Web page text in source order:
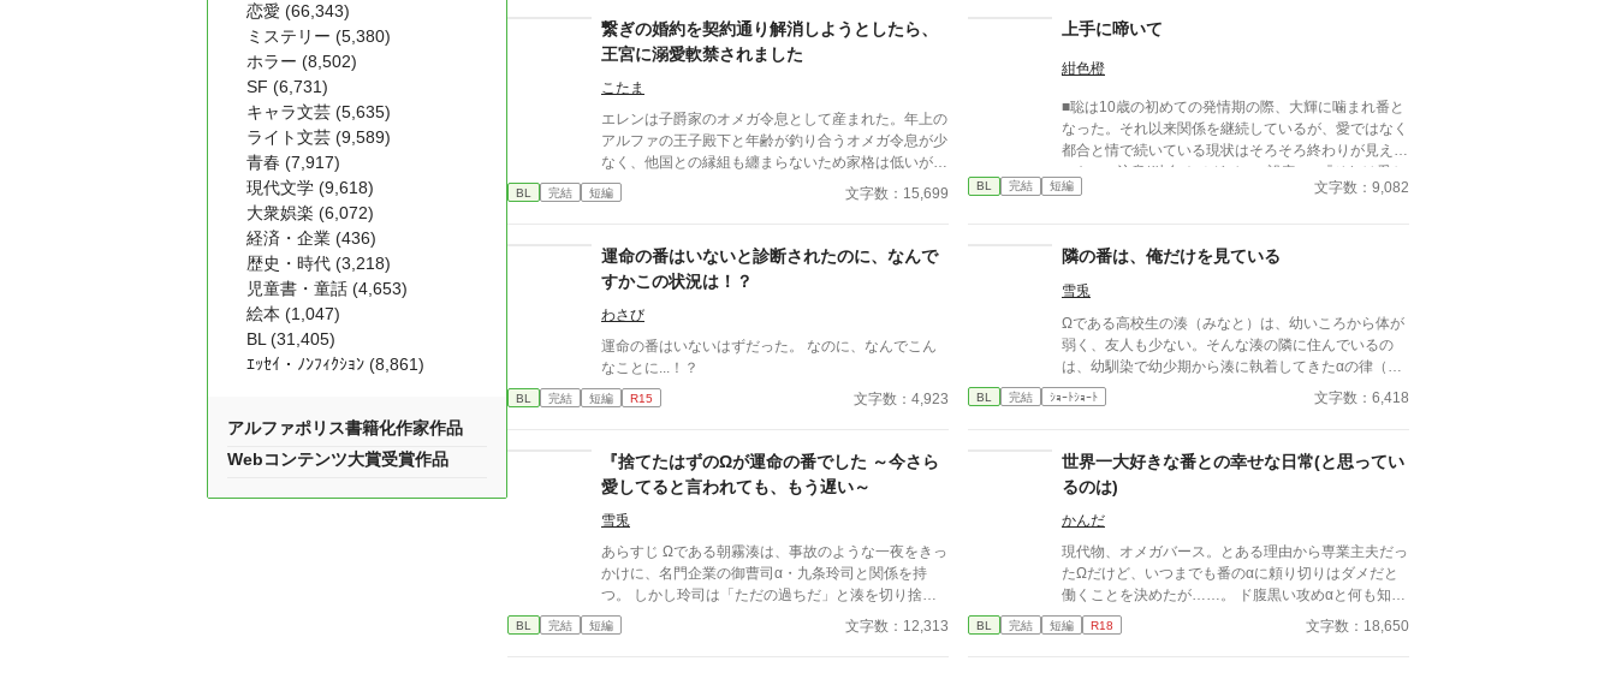
繋ぎの婚約を契約通り解消しようとしたら、
王宮に溺愛軟禁されました
こたま
エレンは子爵家のオメガ令息として産まれた。年上の
アルファの王子殿下と年齢が釣り合うオメガ令息が少
なく、他国との縁組も纏まらないため家格は低いが繋
ぎとして一応婚約をしている。王子のことは兄のよう
に慕っており、初恋の人ではあるけれど、契約終了時
えていた。ところが婚約解消時期の直前に王子宮に軟
禁された。結婚を承諾するまでここから出さないと王
子から溢れるほどの愛を与えられる。ハッピーエンド
オメガバースBLです。
BL 完結 短編 文字数：15,699
上手に啼いて
紺色橙
■聡は10歳の初めての発情期の際、大輝に噛まれ番と
なった。それ以来関係を継続しているが、愛ではなく
都合と情で続いている現状はそろそろ終わりが見えて
いた。 ■注意*独自オメガバース設定。■『それは愛か
本能か』と同じ世界設定です。関係は一切なし。
BL 完結 短編 文字数：9,082
運命の番はいないと診断されたのに、なんで
すかこの状況は！？
わさび
運命の番はいないはずだった。 なのに、なんでこん
なことに...！？
BL 完結 短編 R15 文字数：4,923
隣の番は、俺だけを見ている
雪兎
Ωである高校生の湊（みなと）は、幼いころから体が
弱く、友人も少ない。そんな湊の隣に住んでいるの
は、幼馴染で幼少期から湊に執着してきたαの律（り
つ）。律は湊の護衛のように常にそばにいて、彼に近
づく人間を片っ端から遠ざけてしまう。 ある日、湊
のもやはり律だった。逃れられない幼馴染との関係に
戸惑う湊だが、律は静かに囁く。「もう、俺からは逃
げられない」――。 執着愛が静かに絡みつく、オメ
ガバース・あまあま系BL。 【キャラクター設定】 ■
ガ） 年齢：17歳 性格：引っ込み思案でおとなしい
が、内面は芯が強い。幼少期から体が弱く、他人に頼
ることが多かったため、律に守られるのが当たり前に
なっている。 特徴：小柄で華奢。淡い茶髪で色白。
BL 完結 ｼｮｰﾄｼｮｰﾄ 文字数：6,418
『捨てたはずのΩが運命の番でした ～今さら
愛してると言われても、もう遅い～
雪兎
あらすじ Ωである朝霧湊は、事故のような一夜をきっ
かけに、名門企業の御曹司α・九条玲司と関係を持
つ。 しかし玲司は「ただの過ちだ」と湊を切り捨
て、政略結婚のためβの婚約者との未来を選んだ。 深
く傷ついた湊は、彼の前から姿を消す。 数か月後―
BL 完結 短編 文字数：12,313
世界一大好きな番との幸せな日常(と思ってい
るのは)
かんだ
現代物、オメガバース。とある理由から専業主夫だっ
たΩだけど、いつまでも番のαに頼り切りはダメだと
働くことを決めたが……。 ド腹黒い攻めαと何も知ら
ず幸せな檻の中にいるΩの話。
BL 完結 短編 R18 文字数：18,650
恋愛 (66,343)
ミステリー (5,380)
ホラー (8,502)
SF (6,731)
キャラ文芸 (5,635)
ライト文芸 (9,589)
青春 (7,917)
現代文学 (9,618)
大衆娯楽 (6,072)
経済・企業 (436)
歴史・時代 (3,218)
児童書・童話 (4,653)
絵本 (1,047)
BL (31,405)
ｴｯｾｲ・ﾉﾝﾌｨｸｼｮﾝ (8,861)
アルファポリス書籍化作家作品
Webコンテンツ大賞受賞作品